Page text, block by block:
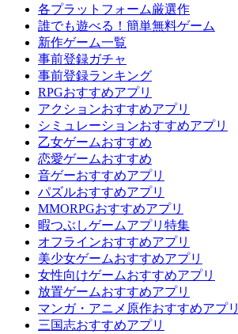
各プラットフォーム厳選作
誰でも遊べる！簡単無料ゲーム
新作ゲーム一覧
事前登録ガチャ
事前登録ランキング
RPGおすすめアプリ
アクションおすすめアプリ
シミュレーションおすすめアプリ
乙女ゲームおすすめ
恋愛ゲームおすすめ
音ゲーおすすめアプリ
パズルおすすめアプリ
MMORPGおすすめアプリ
暇つぶしゲームアプリ特集
オフラインおすすめアプリ
美少女ゲームおすすめアプリ
女性向けゲームおすすめアプリ
放置ゲームおすすめアプリ
マンガ・アニメ原作おすすめアプリ
三国志おすすめアプリ